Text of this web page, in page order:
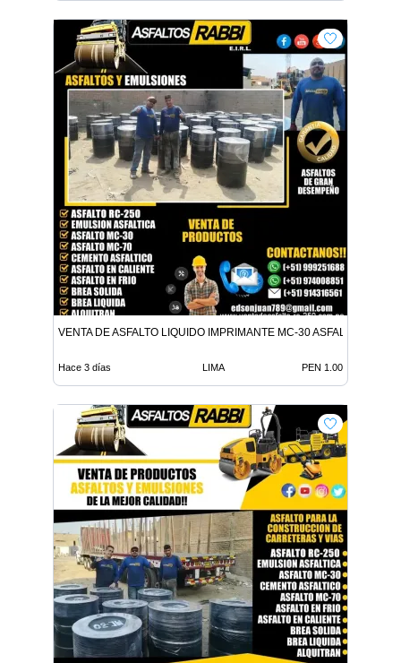
VENTA DE ASFALTO LIQUIDO IMPRIMANTE MC-30 ASFALTO
Hace 3 días LIMA PEN 1.00